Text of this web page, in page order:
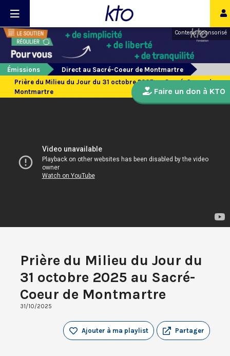
Contenu sponsorisé
Émissions
Direct au Sacré-Coeur de Montmartre
Prière du Milieu du Jour du 31 octobre 2025 au Sacré-Coeur de
Montmartre
Prière du Milieu du Jour du
31 octobre 2025 au Sacré-
Coeur de Montmartre
31/10/2025
Partager
Ajouter à ma playlist
Faire un don à KTO